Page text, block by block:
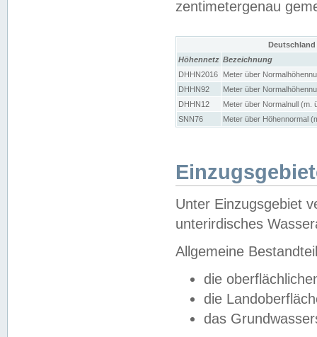
zentimetergenau
Höhennetz Bezeichnung
DHHN2016
Meter über
DHHN92
Meter über
DHHN12
Meter über Normalnull (m.
SNN76
Meter über Höhennormal
Unter Einzugsgebiet
unterirdisches
Allgemeine
die
die
das